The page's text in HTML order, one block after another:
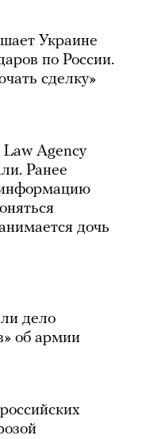
Украине
по России.
сделку»
Agency
Ранее
дочь
дело
об армии